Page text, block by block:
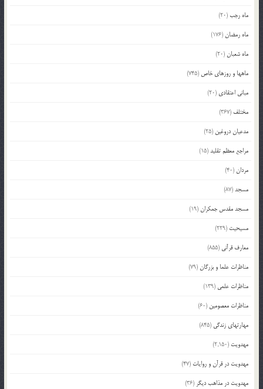
ماه رجب(20)
ماه رمضان(176)
ماه شعبان(20)
ماهها و روزهای خاص (745)
مبانی اعتقادی (20)
مختلف (367)
مدعیان دروغین (25)
مراجع معظم تقلید(15)
مردان(40)
مسجد(87)
مسجد مقدس جمکران(19)
مسیحیت (229)
معارف قرآنی (855)
مناظرات علما و بزرگان(79)
مناظرات علمی (139)
مناظرات معصومین (60)
مهارتهای زندگی (845)
مهدویت (2,150)
مهدویت در قرآن و روایات (47)
مهدویت در مذاهب دیگر (36)